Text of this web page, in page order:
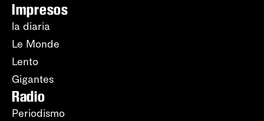
Impresos
la diaria
Le Monde
Lento
Gigantes
Radio
Periodismo